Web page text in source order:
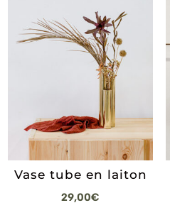
Vase tube en laiton
29,00€